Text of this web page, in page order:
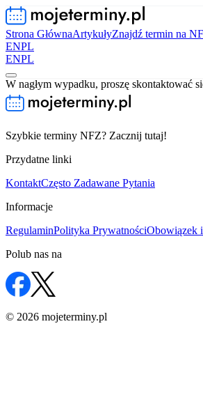
Strona GłównaArtykułyZnajdź termin na
ENPL
ENPL
W nagłym wypadku, proszę skontaktować
Szybkie terminy NFZ? Zacznij tutaj!
Przydatne linki
KontaktCzęsto Zadawane Pytania
Informacje
RegulaminPolityka PrywatnościObowiązek
Polub nas na
© 2026 mojeterminy.pl